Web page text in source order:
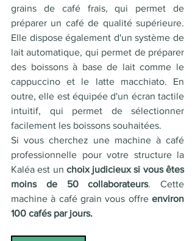
grains de café frais, qui permet de
préparer un café de qualité supérieure.
Elle dispose également d'un système de
lait automatique, qui permet de préparer
des boissons à base de lait comme le
cappuccino et le latte macchiato. En
outre, elle est équipée d'un écran tactile
intuitif, qui permet de sélectionner
facilement les boissons souhaitées.
Si vous cherchez une machine à café
professionnelle pour votre structure la
Kaléa est un choix judicieux si vous êtes
moins de 50 collaborateurs. Cette
machine à café grain vous offre environ
100 cafés par jours.